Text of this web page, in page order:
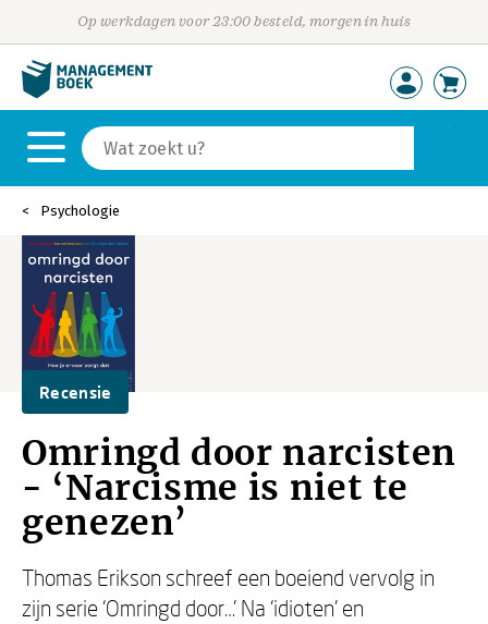
Op werkdagen voor 23:00 besteld, morgen in huis
Psychologie
Recensie
Omringd door narcisten
- ‘Narcisme is niet te
genezen’
Thomas Erikson schreef een boeiend vervolg in
zijn serie ‘Omringd door…’ Na ‘idioten’ en